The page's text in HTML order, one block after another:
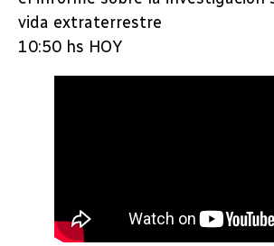
vida extraterrestre
10:50 hs HOY